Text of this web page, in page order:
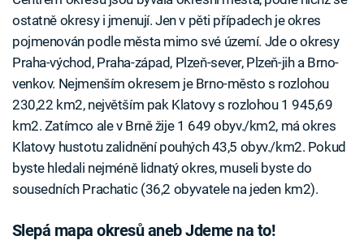
ostatně okresy i jmenují. Jen v pěti případech je okres
pojmenován podle města mimo své území. Jde o okresy
Praha-východ, Praha-západ, Plzeň-sever, Plzeň-jih a Brno-
venkov. Nejmenším okresem je Brno-město s rozlohou
230,22 km2, největším pak Klatovy s rozlohou 1 945,69
km2. Zatímco ale v Brně žije 1 649 obyv./km2, má okres
Klatovy hustotu zalidnění pouhých 43,5 obyv./km2. Pokud
byste hledali nejméně lidnatý okres, museli byste do
sousedních Prachatic (36,2 obyvatele na jeden km2).
Slepá mapa okresů aneb Jdeme na to!